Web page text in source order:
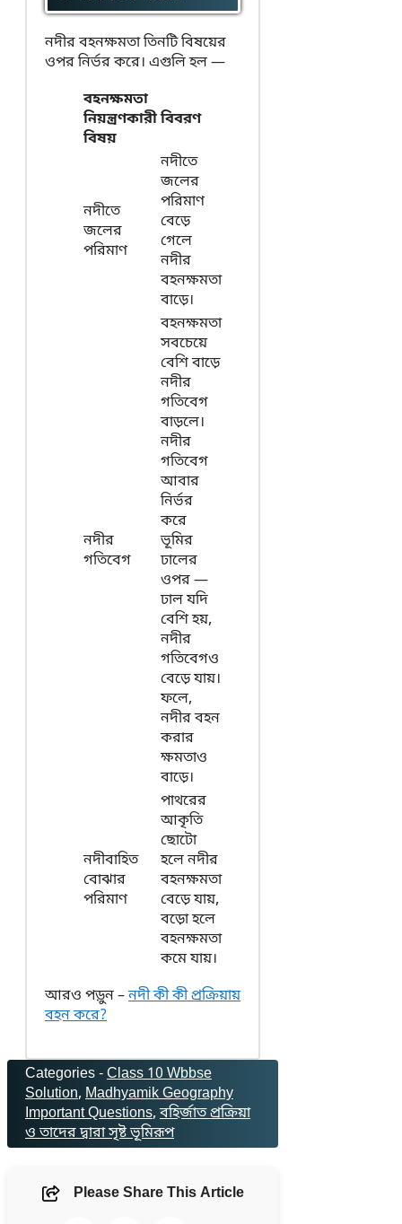
নদীর বহনক্ষমতা তিনটি বিষয়ের
ওপর নির্ভর করে। এগুলি হল —
বহনক্ষমতা
নিয়ন্ত্রণকারী
বিষয়
বিবরণ
নদীতে
জলের
পরিমাণ
নদীতে
জলের
পরিমাণ
বেড়ে
গেলে
নদীর
বহনক্ষমতা
বাড়ে।
নদীর
গতিবেগ
বহনক্ষমতা
সবচেয়ে
বেশি বাড়ে
নদীর
গতিবেগ
বাড়লে।
নদীর
গতিবেগ
আবার
নির্ভর
করে
ভূমির
ঢালের
ওপর —
ঢাল যদি
বেশি হয়,
নদীর
গতিবেগও
বেড়ে যায়।
ফলে,
নদীর বহন
করার
ক্ষমতাও
বাড়ে।
নদীবাহিত
বোঝার
পরিমাণ
পাথরের
আকৃতি
ছোটো
হলে নদীর
বহনক্ষমতা
বেড়ে যায়,
বড়ো হলে
বহনক্ষমতা
কমে যায়।
আরও পড়ুন –নদী কী কী প্রক্রিয়ায়
বহন করে?
Categories -Class 10 Wbbse
Solution, Madhyamik Geography
Important Questions, বহির্জাত প্রক্রিয়া
ও তাদের দ্বারা সৃষ্ট ভূমিরূপ
Please Share This Article